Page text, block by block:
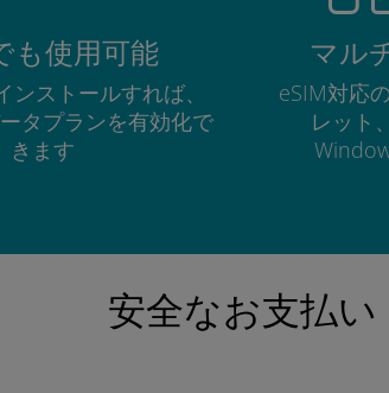
も使用可能
ンストールすれば、
タプランを有効化で
きます
マル
eSIM対応
レット
安全なお支払い